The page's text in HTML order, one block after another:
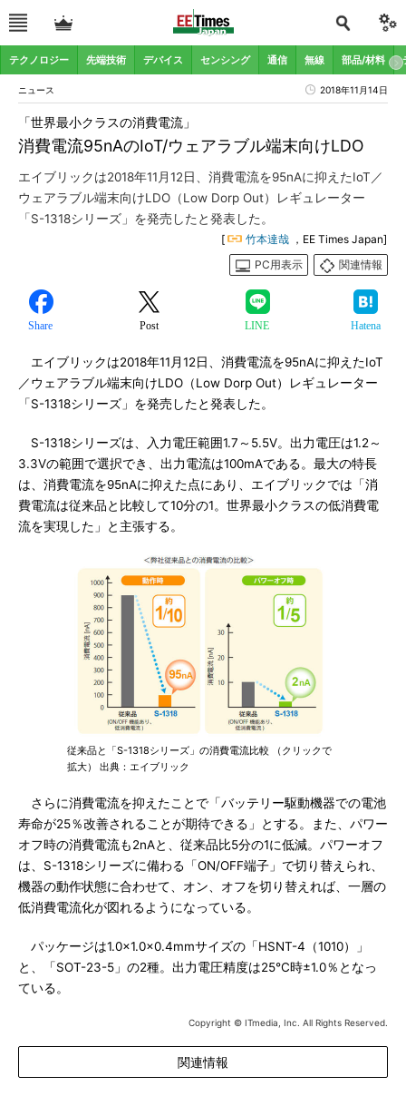
テクノロジー 先端技術 デバイス センシング 通信 無線 部品/材料
ニュース 2018年11月14日
消費電流95nAのIoT/ウェアラブル端末向けLDO
「世界最小クラスの消費電流」
エイブリックは2018年11月12日、消費電流を95nAに抑えたIoT／
ウェアラブル端末向けLDO（Low Dorp Out）レギュレーター
「S-1318シリーズ」を発売したと発表した。
[ 竹本達哉 ，EE Times Japan]
PC用表示
関連情報
Share Post LINE Hatena
エイブリックは2018年11月12日、消費電流を95nAに抑えたIoT
／ウェアラブル端末向けLDO（Low Dorp Out）レギュレーター
「S-1318シリーズ」を発売したと発表した。
S-1318シリーズは、入力電圧範囲1.7～5.5V。出力電圧は1.2～
3.3Vの範囲で選択でき、出力電流は100mAである。最大の特長
は、消費電流を95nAに抑えた点にあり、エイブリックでは「消
費電流は従来品と比較して10分の1。世界最小クラスの低消費電
流を実現した」と主張する。
従来品と「S-1318シリーズ」の消費電流比較 （クリックで
拡大） 出典：エイブリック
さらに消費電流を抑えたことで「バッテリー駆動機器での電池
寿命が25％改善されることが期待できる」とする。また、パワー
オフ時の消費電流も2nAと、従来品比5分の1に低減。パワーオフ
は、S-1318シリーズに備わる「ON/OFF端子」で切り替えられ、
機器の動作状態に合わせて、オン、オフを切り替えれば、一層の
低消費電流化が図れるようになっている。
パッケージは1.0×1.0×0.4mmサイズの「HSNT-4（1010）」
と、「SOT-23-5」の2種。出力電圧精度は25℃時±1.0％となっ
ている。
Copyright © ITmedia, Inc. All Rights Reserved.
関連情報